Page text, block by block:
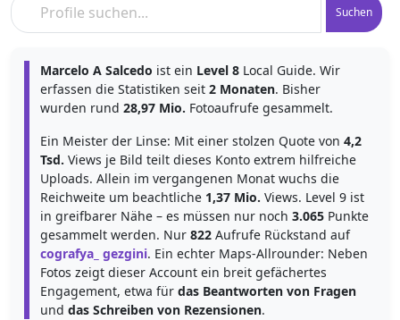
Suchen
Marcelo A Salcedo ist ein Level 8 Local Guide. Wir
erfassen die Statistiken seit 2 Monaten. Bisher
wurden rund 28,97 Mio. Fotoaufrufe gesammelt.
Ein Meister der Linse: Mit einer stolzen Quote von 4,2
Tsd. Views je Bild teilt dieses Konto extrem hilfreiche
Uploads. Allein im vergangenen Monat wuchs die
Reichweite um beachtliche 1,37 Mio. Views. Level 9 ist
in greifbarer Nähe – es müssen nur noch 3.065 Punkte
gesammelt werden. Nur 822 Aufrufe Rückstand auf
cografya_ gezgini. Ein echter Maps-Allrounder: Neben
Fotos zeigt dieser Account ein breit gefächertes
Engagement, etwa für das Beantworten von Fragen
und das Schreiben von Rezensionen.